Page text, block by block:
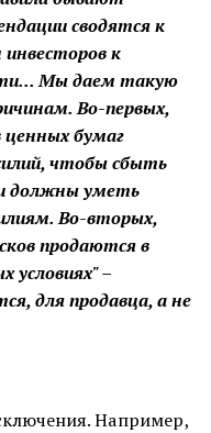
сводятся к
к
Мы даем такую
Во-первых,
ценных бумаг
чтобы сбыть
должны уметь
Во-вторых,
продаются в
условиях" –
для продавца, а не
Например,